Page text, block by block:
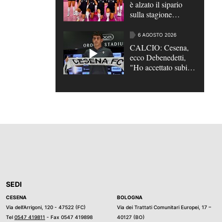
è alzato il sipario
sulla stagione
6 AGOSTO 2026
CALCIO: Cesena,
ecco Debenedetti,
"Ho accettato subito,
SEDI
CESENA
Via dell’Arrigoni, 120 - 47522 (FC)
Tel 0547 419811 - Fax 0547 419898
BOLOGNA
Via dei Trattati Comunitari Europei, 17 –
40127 (BO)